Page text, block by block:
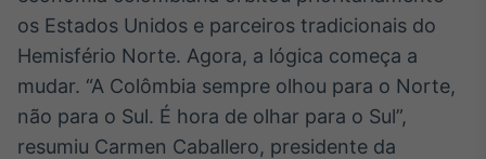
Broadcast
Wallboard
dados para
displays e telas
os Estados Unidos e parceiros tradicionais do
Hemisfério Norte. Agora, a lógica começa a
mudar. “A Colômbia sempre olhou para o Norte,
não para o Sul. É hora de olhar para o Sul”,
resumiu Carmen Caballero, presidente da